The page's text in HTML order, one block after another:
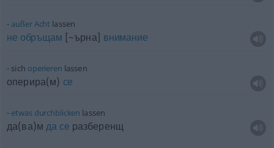
außerAcht lassen
не обръщам [~ърна] внимание
sich operieren lassen
оперира(м) се
etwas durchblicken lassen
да(ва)мда се разберенщ